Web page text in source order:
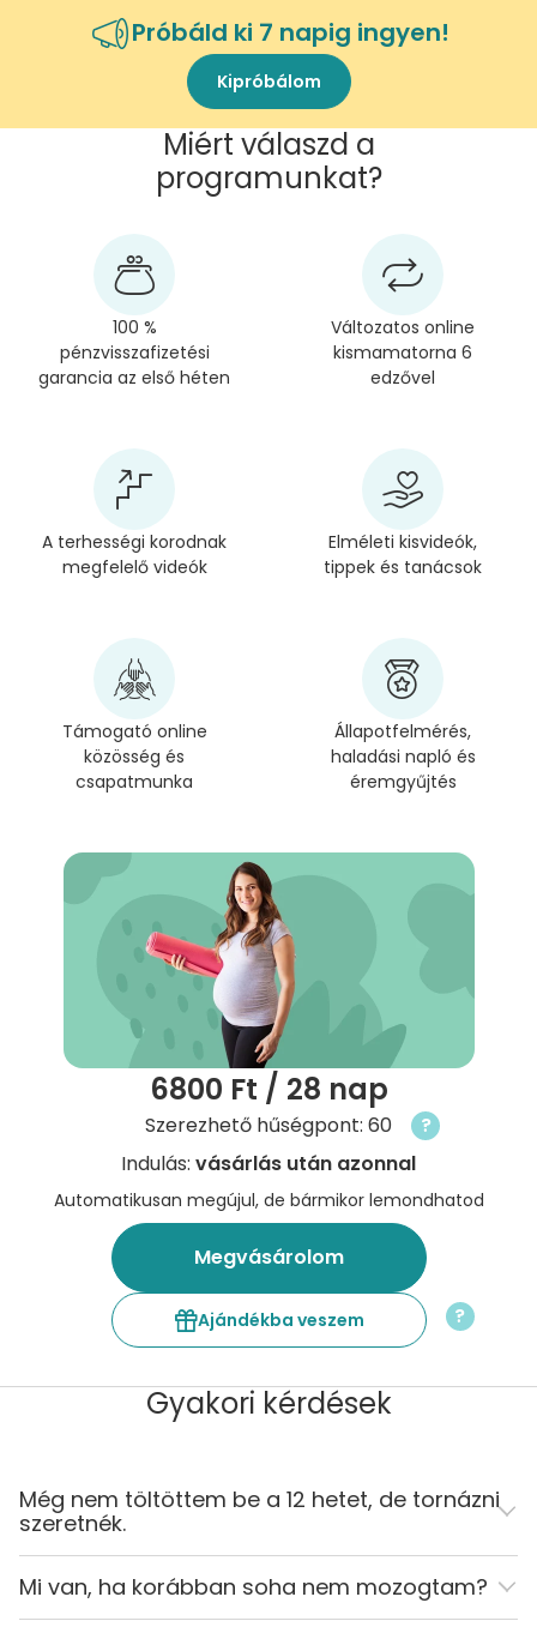
Próbáld ki 7 napig ingyen!
Kipróbálom
Miért válaszd a
programunkat?
100 %
pénzvisszafizetési
garancia az első héten
Változatos online
kismamatorna 6
edzővel
A terhességi korodnak
megfelelő videók
Elméleti kisvideók,
tippek és tanácsok
Támogató online
közösség és
csapatmunka
Állapotfelmérés,
haladási napló és
éremgyűjtés
6800 Ft / 28 nap
Szerezhető hűségpont: 60
?
Indulás: vásárlás után azonnal
Automatikusan megújul, de bármikor lemondhatod
Megvásárolom
Ajándékba veszem ?
Gyakori kérdések
Még nem töltöttem be a 12 hetet, de tornázni
szeretnék.
Mi van, ha korábban soha nem mozogtam?